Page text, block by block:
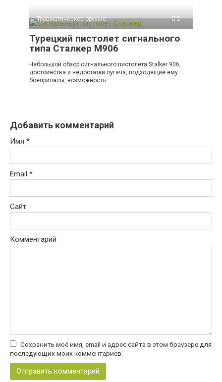
Травматическое оружие 2
Турецкий пистолет сигнального
типа Сталкер М906
Небольшой обзор сигнального пистолета Stalker 906,
достоинства и недостатки пугача, подходящие ему
боеприпасы, возможность
Добавить комментарий
Имя *
Email *
Сайт
Комментарий
Сохранить моё имя, email и адрес сайта в этом браузере для
последующих моих комментариев.